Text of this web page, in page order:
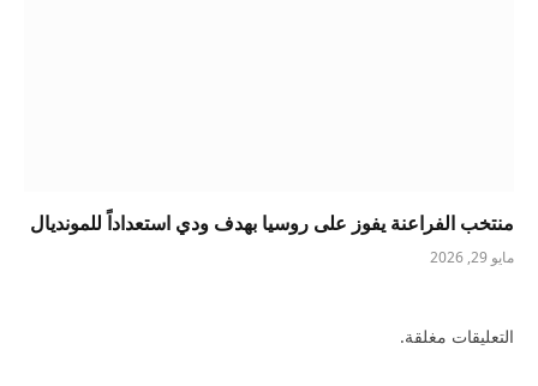
منتخب الفراعنة يفوز على روسيا بهدف ودي استعداداً للمونديال
مايو 29, 2026
التعليقات مغلقة.